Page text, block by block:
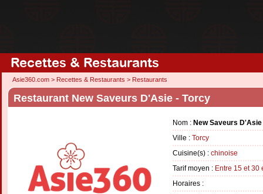
Recettes & Restaurants
Asie360.com > Recettes & Restaurants > Restaurants
Restaurant New Saveurs D'Asie - Torcy
Nom : New Saveurs D'Asie
Ville : Torcy
Cuisine(s) : chinoise
Tarif moyen : Entre 15 et 30
Horaires :